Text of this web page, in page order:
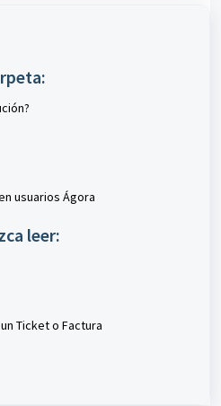
usuarios Ágora
leer:
Ticket o Factura